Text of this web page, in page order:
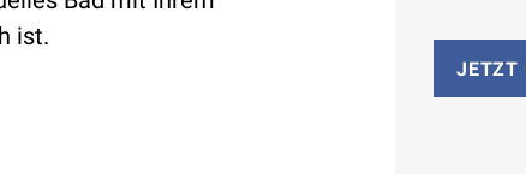
ist.
JETZT